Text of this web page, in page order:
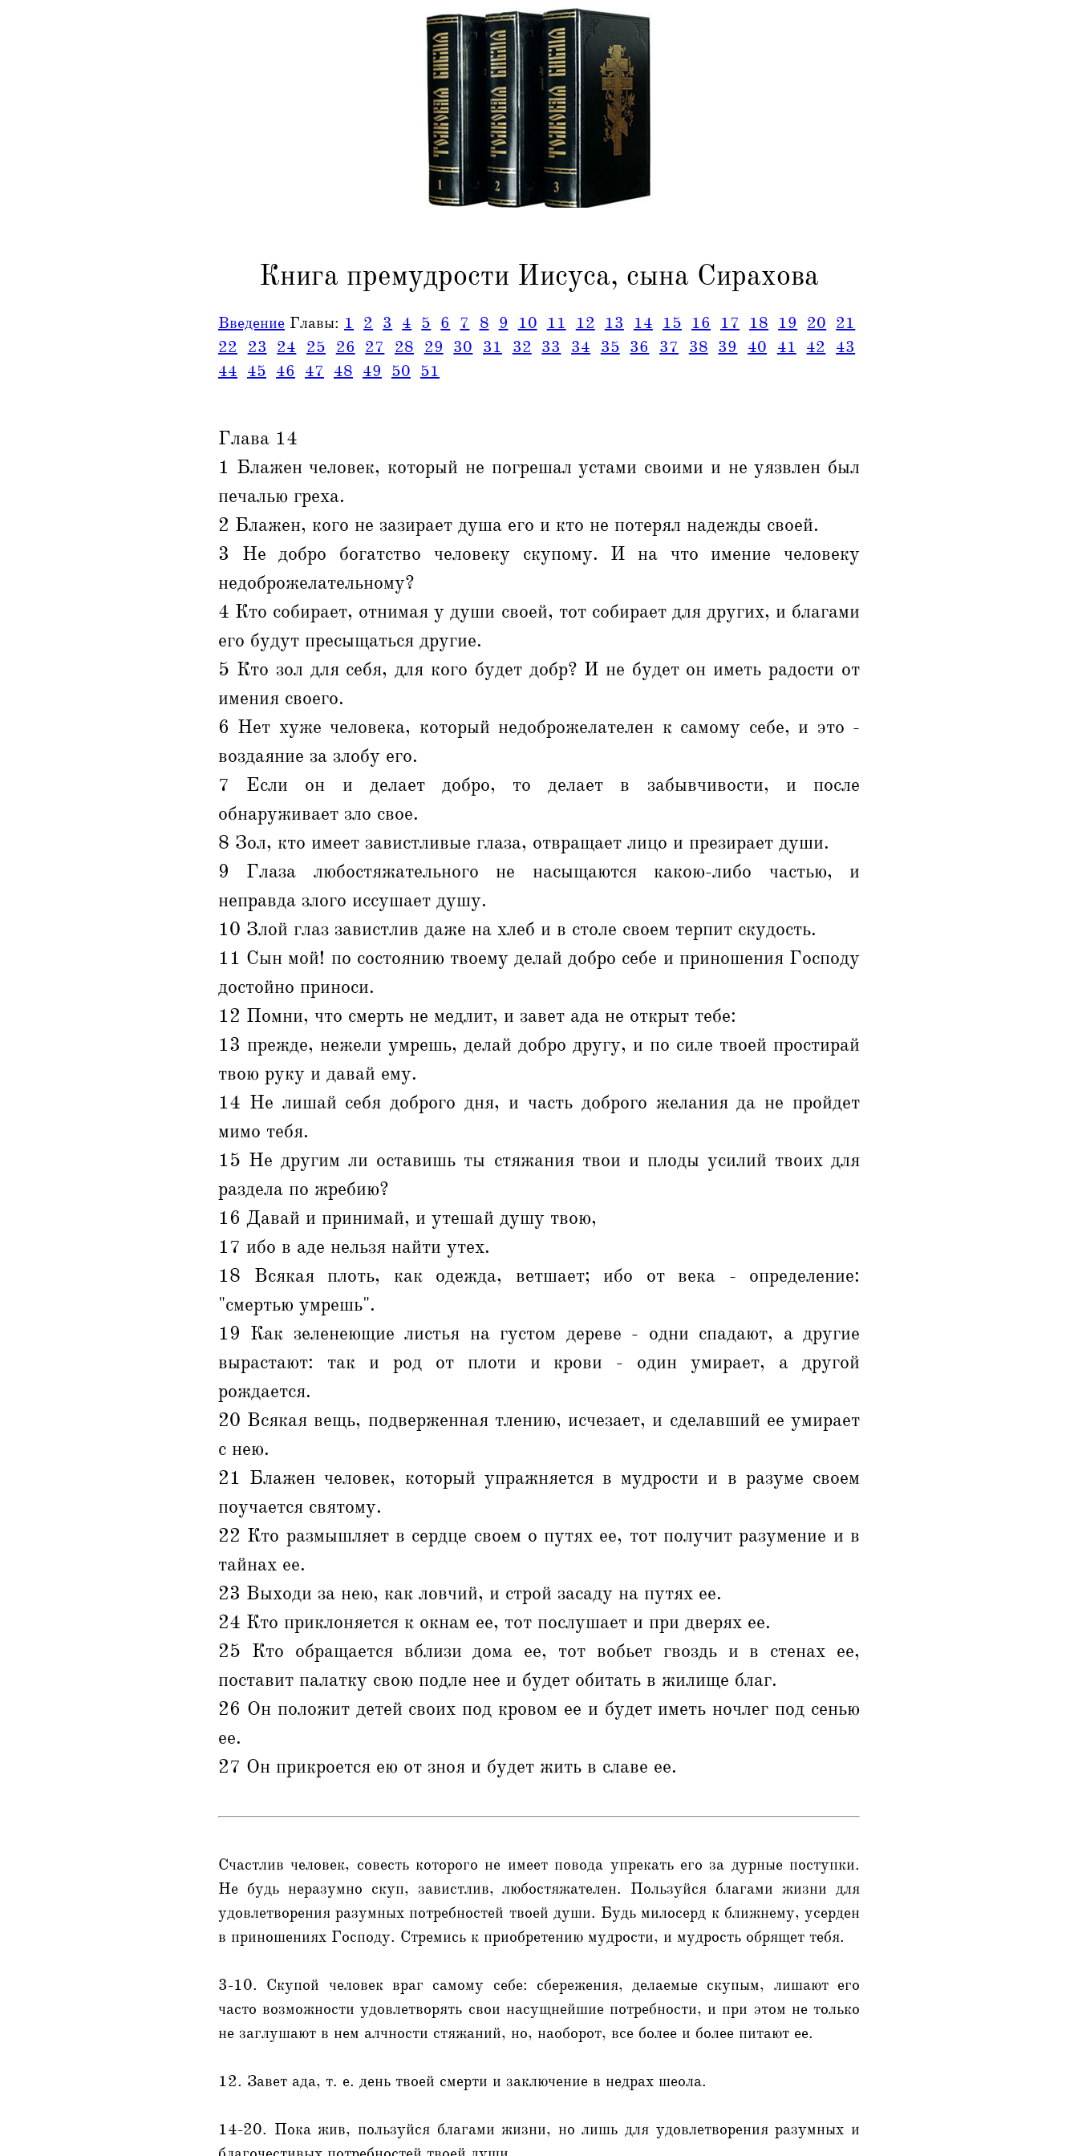
Книга премудрости Иисуса, сына Сирахова
Введение Главы: 1 2 3 4 5 6 7 8 9 10 11 12 13 14 15 16 17 18 19 20 21
22
23 24 25 26 27 28 29 30 31 32 33 34 35 36 37 38 39 40 41 42
43
44 45 46 47 48 49 50 51
Глава 14
1 Блажен человек, который не погрешал устами своими и не уязвлен был
печалью греха.
2 Блажен, кого не зазирает душа его и кто не потерял надежды своей.
3 Не добро богатство человеку скупому. И на что имение человеку
недоброжелательному?
4 Кто собирает, отнимая у души своей, тот собирает для других, и благами
его будут пресыщаться другие.
5 Кто зол для себя, для кого будет добр? И не будет он иметь радости от
имения своего.
6 Нет хуже человека, который недоброжелателен к самому себе, и это -
воздаяние за злобу его.
7 Если он и делает добро, то делает в забывчивости, и после
обнаруживает зло свое.
8 Зол, кто имеет завистливые глаза, отвращает лицо и презирает души.
9 Глаза любостяжательного не насыщаются какою-либо частью, и
неправда злого иссушает душу.
10 Злой глаз завистлив даже на хлеб и в столе своем терпит скудость.
11 Сын мой! по состоянию твоему делай добро себе и приношения Господу
достойно приноси.
12 Помни, что смерть не медлит, и завет ада не открыт тебе:
13 прежде, нежели умрешь, делай добро другу, и по силе твоей простирай
твою руку и давай ему.
14 Не лишай себя доброго дня, и часть доброго желания да не пройдет
мимо тебя.
15 Не другим ли оставишь ты стяжания твои и плоды усилий твоих для
раздела по жребию?
16 Давай и принимай, и утешай душу твою,
17 ибо в аде нельзя найти утех.
18 Всякая плоть, как одежда, ветшает; ибо от века - определение:
"смертью умрешь".
19 Как зеленеющие листья на густом дереве - одни спадают, а другие
вырастают: так и род от плоти и крови - один умирает, а другой
рождается.
20 Всякая вещь, подверженная тлению, исчезает, и сделавший ее умирает
с нею.
21 Блажен человек, который упражняется в мудрости и в разуме своем
поучается святому.
22 Кто размышляет в сердце своем о путях ее, тот получит разумение и в
тайнах ее.
23 Выходи за нею, как ловчий, и строй засаду на путях ее.
24 Кто приклоняется к окнам ее, тот послушает и при дверях ее.
25 Кто обращается вблизи дома ее, тот вобьет гвоздь и в стенах ее,
поставит палатку свою подле нее и будет обитать в жилище благ.
26 Он положит детей своих под кровом ее и будет иметь ночлег под сенью
ее.
27 Он прикроется ею от зноя и будет жить в славе ее.
Счастлив человек, совесть которого не имеет повода упрекать его за дурные поступки.
Не будь неразумно скуп, завистлив, любостяжателен. Пользуйся благами жизни для
удовлетворения разумных потребностей твоей души. Будь милосерд к ближнему, усерден
в приношениях Господу. Стремись к приобретению мудрости, и мудрость обрящет тебя.
3-10. Скупой человек враг самому себе: сбережения, делаемые скупым, лишают его
часто возможности удовлетворять свои насущнейшие потребности, и при этом не только
не заглушают в нем алчности стяжаний, но, наоборот, все более и более питают ее.
12. Завет ада, т. е. день твоей смерти и заключение в недрах шеола.
14-20. Пока жив, пользуйся благами жизни, но лишь для удовлетворения разумных и